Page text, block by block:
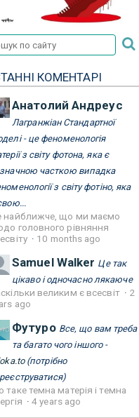
КОМЕНТАРІ
Анатолий Андреус
Лагранжіан Стандартної
- це феноменологія
з світу фотона, яка є
часткою випадка
з світу фотіно, яка
найближче, що ми маємо
головного рівняння
· 10 months ago
Samuel Walker Це так
цікаво і одночасно лякаюче
великим є всесвіт · 2
ago
Футуро Все, що вам треба
та багато чого іншого -
(потрібно
таке темна матерія і темна
·4 years ago